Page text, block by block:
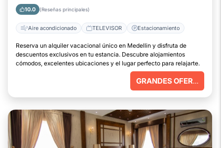
10.0 (Reseñas principales)
Aire acondicionado TELEVISOR Estacionamiento
Reserva un alquiler vacacional único en Medellin y disfruta de
descuentos exclusivos en tu estancia. Descubre alojamientos
cómodos, excelentes ubicaciones y el lugar perfecto para relajarte.
GRANDES OFERTAS